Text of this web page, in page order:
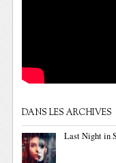
DANS LES ARCHIVES
Last Night in